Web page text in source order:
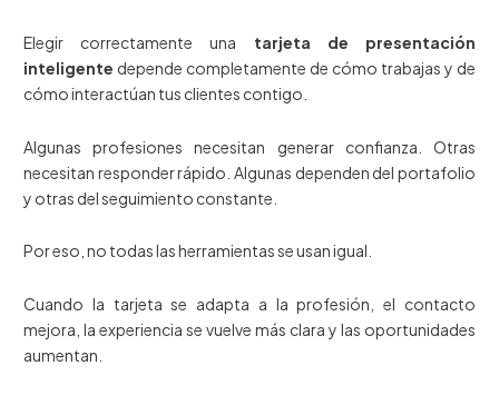
Elegir correctamente una tarjeta de presentación
inteligente depende completamente de cómo trabajas y de
cómo interactúan tus clientes contigo.
Algunas profesiones necesitan generar confianza. Otras
necesitan responder rápido. Algunas dependen del portafolio
y otras del seguimiento constante.
Por eso, no todas las herramientas se usan igual.
Cuando la tarjeta se adapta a la profesión, el contacto
mejora, la experiencia se vuelve más clara y las oportunidades
aumentan.